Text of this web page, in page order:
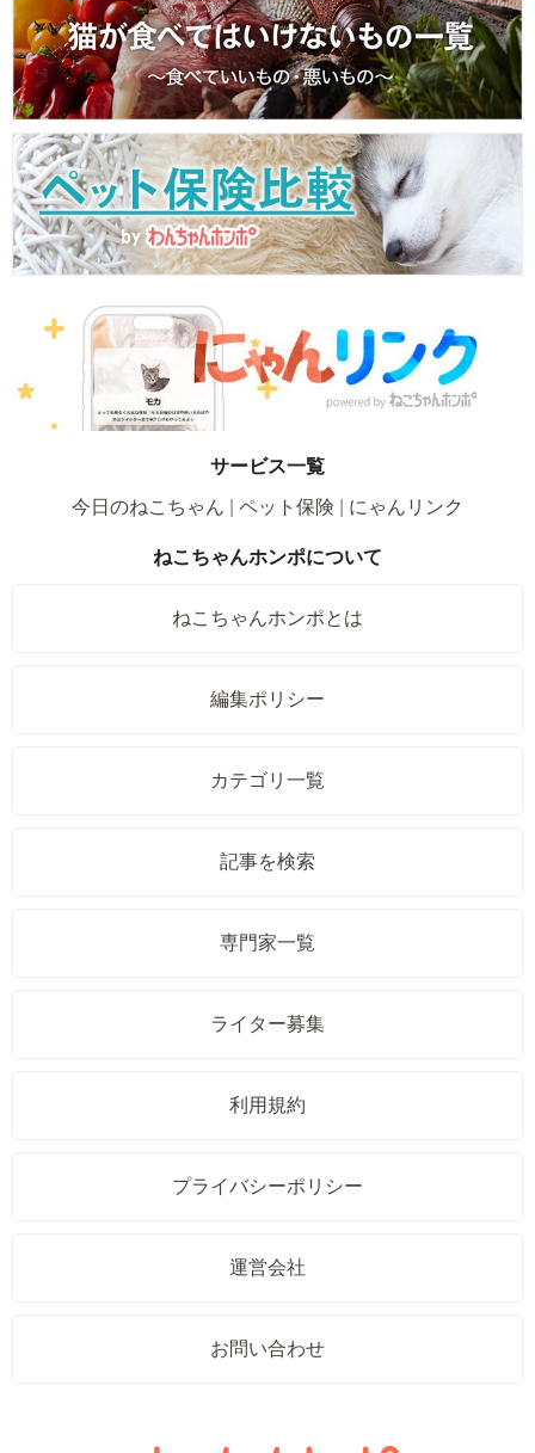
サービス一覧
今日のねこちゃん
ペット保険 にゃんリンク
ねこちゃんホンポについて
ねこちゃんホンポとは
編集ポリシー
カテゴリ一覧
記事を検索
専門家一覧
ライター募集
利用規約
プライバシーポリシー
運営会社
お問い合わせ